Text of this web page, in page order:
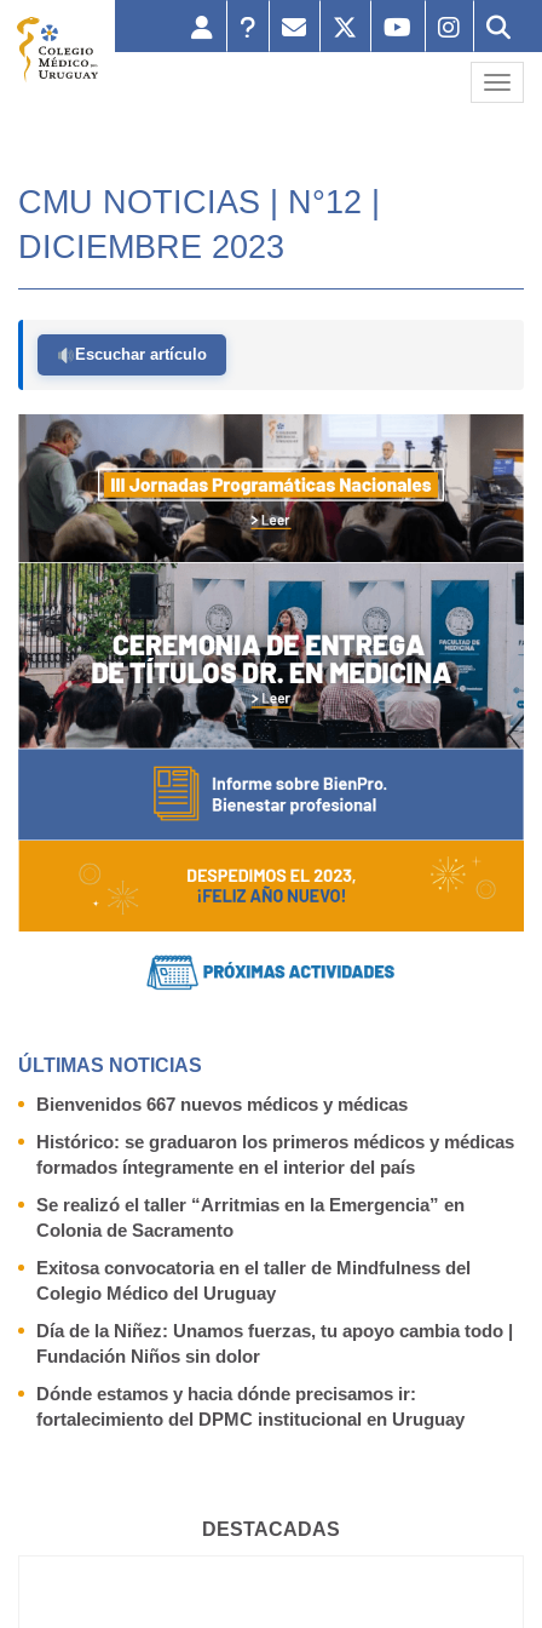
CMU NOTICIAS | N°12 |
DICIEMBRE 2023
Escuchar artículo
ÚLTIMAS NOTICIAS
Bienvenidos 667 nuevos médicos y médicas
Histórico: se graduaron los primeros médicos y médicas
formados íntegramente en el interior del país
Se realizó el taller “Arritmias en la Emergencia” en
Colonia de Sacramento
Exitosa convocatoria en el taller de Mindfulness del
Colegio Médico del Uruguay
Día de la Niñez: Unamos fuerzas, tu apoyo cambia todo |
Fundación Niños sin dolor
Dónde estamos y hacia dónde precisamos ir:
fortalecimiento del DPMC institucional en Uruguay
DESTACADAS